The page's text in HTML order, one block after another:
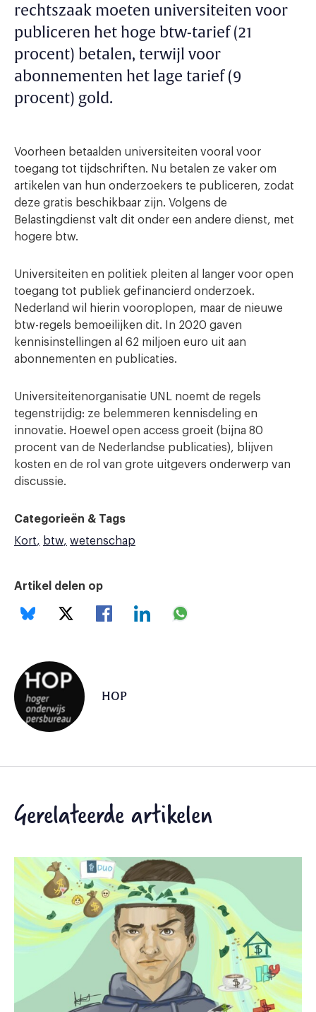
rechtszaak moeten universiteiten voor
publiceren het hoge btw-tarief (21
procent) betalen, terwijl voor
abonnementen het lage tarief (9
procent) gold.
Voorheen betaalden universiteiten vooral voor
toegang tot tijdschriften. Nu betalen ze vaker om
artikelen van hun onderzoekers te publiceren, zodat
deze gratis beschikbaar zijn. Volgens de
Belastingdienst valt dit onder een andere dienst, met
hogere btw.
Universiteiten en politiek pleiten al langer voor open
toegang tot publiek gefinancierd onderzoek.
Nederland wil hierin vooroplopen, maar de nieuwe
btw-regels bemoeilijken dit. In 2020 gaven
kennisinstellingen al 62 miljoen euro uit aan
abonnementen en publicaties.
Universiteitenorganisatie UNL noemt de regels
tegenstrijdig: ze belemmeren kennisdeling en
innovatie. Hoewel open access groeit (bijna 80
procent van de Nederlandse publicaties), blijven
kosten en de rol van grote uitgevers onderwerp van
discussie.
Categorieën & Tags
Kort
btw wetenschap
Artikel delen op
HOP
Gerelateerde artikelen